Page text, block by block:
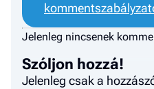
Jelenleg nincsenek
Szóljon hozzá!
Jelenleg csak a